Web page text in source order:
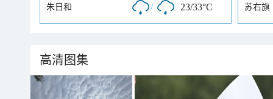
朱日和 / 23/33°C 苏右旗
高清图集